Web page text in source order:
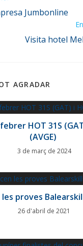
Jumbonline
Visita hotel
AGRADAR
HOT 31S
(AVGE)
3 de març de 2024
proves
26 d'abril de 2021